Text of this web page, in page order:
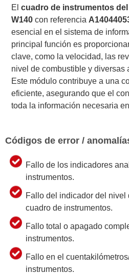
Elcuadro de instrumentos del
W140con referencia
esencial en el sistema de
principal función es
clave, como la velocidad, las
nivel de combustible y diversas
Este módulo contribuye a una
eficiente, asegurando que el
toda la información necesaria
Códigos de error /
Fallo de los indicadores
instrumentos.
Fallo del indicador del nivel
cuadro de instrumentos.
Fallo total o apagado
instrumentos.
Fallo en el
instrumentos.